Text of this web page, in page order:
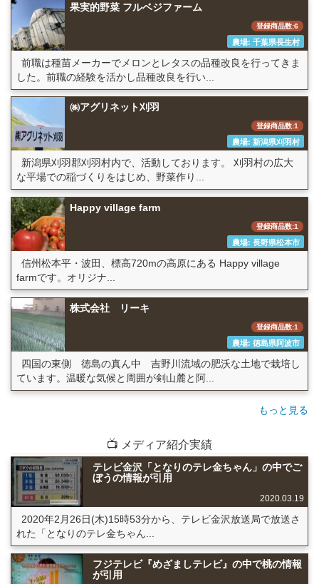
果実的野菜 フルベジファーム
登録商品数:6
農場: 千葉県長生村
前職は種苗メーカーでメロンとレタスの品種改良を行ってきま
した。前職の経験を活かし品種改良を行い...
㈱アグリネット刈羽
登録商品数:1
農場: 新潟県刈羽村
新潟県刈羽郡刈羽村内で、活動しております。 刈羽村の広大
な平場での稲づくりをはじめ、野菜作り...
Happy village farm
登録商品数:1
農場: 長野県松本市
信州松本平・波田、標高720mの高原にある Happy village
farmです。オリジナ...
株式会社 リーキ
登録商品数:1
農場: 徳島県阿波市
四国の東側 徳島の真ん中 吉野川流域の肥沃な土地で栽培し
ています。温暖な気候と周囲が剣山麓と阿...
もっと見る
📺 メディア紹介実績
テレビ金沢「となりのテレ金ちゃん」の中でご
ぼうの情報が引用
2020.03.19
2020年2月26日(木)15時53分から、テレビ金沢放送局で放送さ
れた「となりのテレ金ちゃん...
フジテレビ『めざましテレビ』の中で桃の情報
が引用